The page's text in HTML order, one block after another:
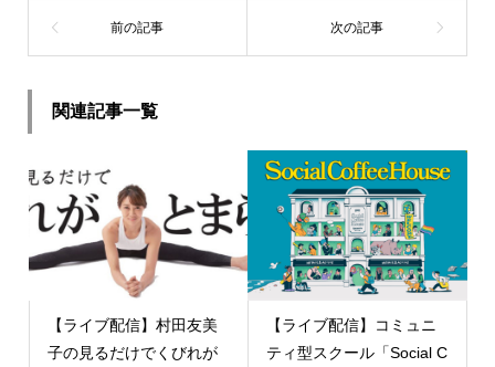
関連記事一覧
【ライブ配信】村田友美
子の見るだけでくびれが
【ライブ配信】コミュニ
ティ型スクール「Social C